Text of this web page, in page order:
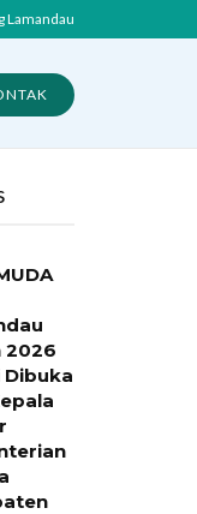
Lamandau
2026
Dibuka